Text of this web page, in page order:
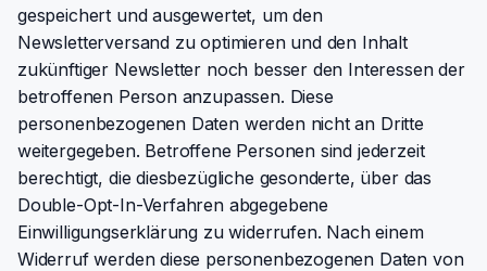
gespeichert und ausgewertet, um den
Newsletterversand zu optimieren und den Inhalt
zukünftiger Newsletter noch besser den Interessen der
betroffenen Person anzupassen. Diese
personenbezogenen Daten werden nicht an Dritte
weitergegeben. Betroffene Personen sind jederzeit
berechtigt, die diesbezügliche gesonderte, über das
Double-Opt-In-Verfahren abgegebene
Einwilligungserklärung zu widerrufen. Nach einem
Widerruf werden diese personenbezogenen Daten von